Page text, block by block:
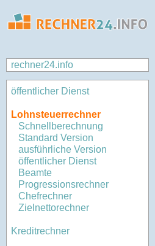
rechner24.info
öffentlicher Dienst
Lohnsteuerrechner
Schnellberechnung
Standard Version
ausführliche Version
öffentlicher Dienst
Beamte
Progressionsrechner
Chefrechner
Zielnettorechner
Kreditrechner